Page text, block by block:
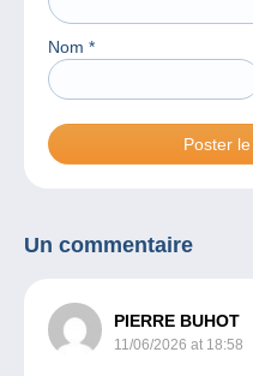
Nom *
Un commentaire
PIERRE BUHOT
11/06/2026 at 18:58